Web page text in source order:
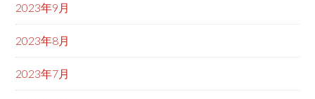
2023年9月
2023年8月
2023年7月